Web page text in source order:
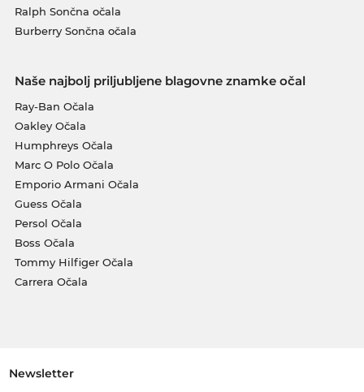
Ralph Sončna očala
Burberry Sončna očala
Naše najbolj priljubljene blagovne znamke očal
Ray-Ban Očala
Oakley Očala
Humphreys Očala
Marc O Polo Očala
Emporio Armani Očala
Guess Očala
Persol Očala
Boss Očala
Tommy Hilfiger Očala
Carrera Očala
Newsletter